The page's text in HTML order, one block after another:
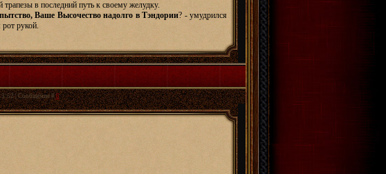
в последний путь к своему желудку.
Ваше Высочество надолго в Тэндории? - умудрился
рукой.
| Сообщение #6